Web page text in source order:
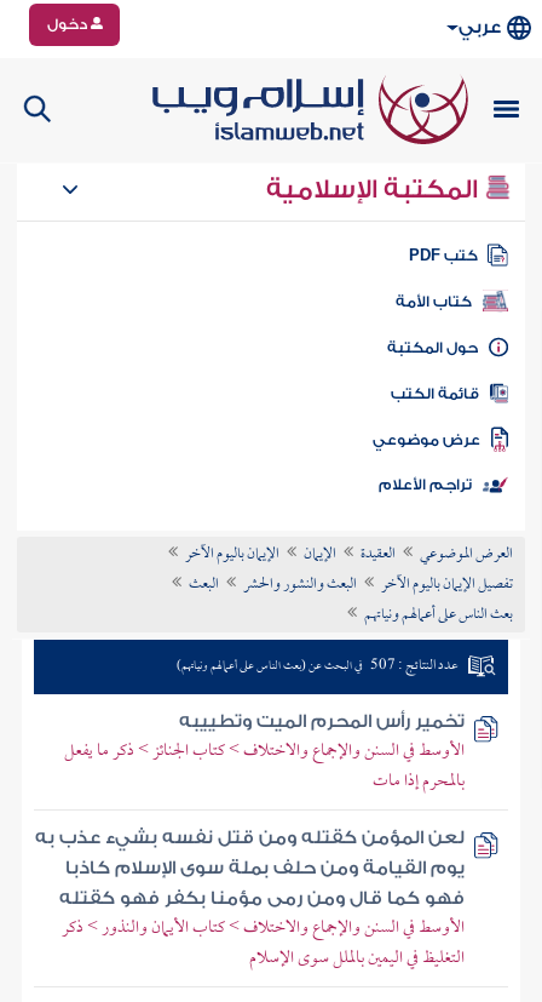
عربي دخول
المكتبة الإسلامية
كتب PDF
كتاب الأمة
المكتبة
الكتب
موضوعي
تراجم الأعلام
العرض الموضوعي العقيدة الإيمان
الإيمان باليوم الآخر
تفصيل الإيمان باليوم الآخر
البعث والنشور والحشر
البعث
بعث الناس على أعمالهم ونياتهم
عدد النتائج : 507 في البحث عن (بعث الناس على أعمالهم ونياتهم)
تخمير رأس المحرم الميت وتطييبه
الأوسط في السنن والإجماع والاختلاف > كتاب الجنائز > ذكر ما يفعل
بالمحرم إذا مات
لعن المؤمن كقتله ومن قتل نفسه بشيء عذب به
يوم القيامة ومن حلف بملة سوى الإسلام كاذبا
فهو كما قال ومن رمى مؤمنا بكفر فهو كقتله
الأوسط في السنن والإجماع والاختلاف > كتاب الأيمان والنذور > ذكر
التغليظ في اليمين بالملل سوى الإسلام